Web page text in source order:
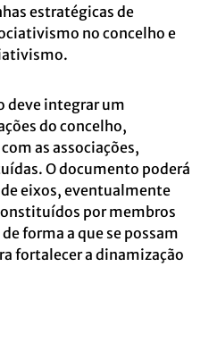
estratégicas de
no concelho e
deve integrar um
do concelho,
as associações,
O documento poderá
eixos, eventualmente
por membros
forma a que se possam
fortalecer a dinamização